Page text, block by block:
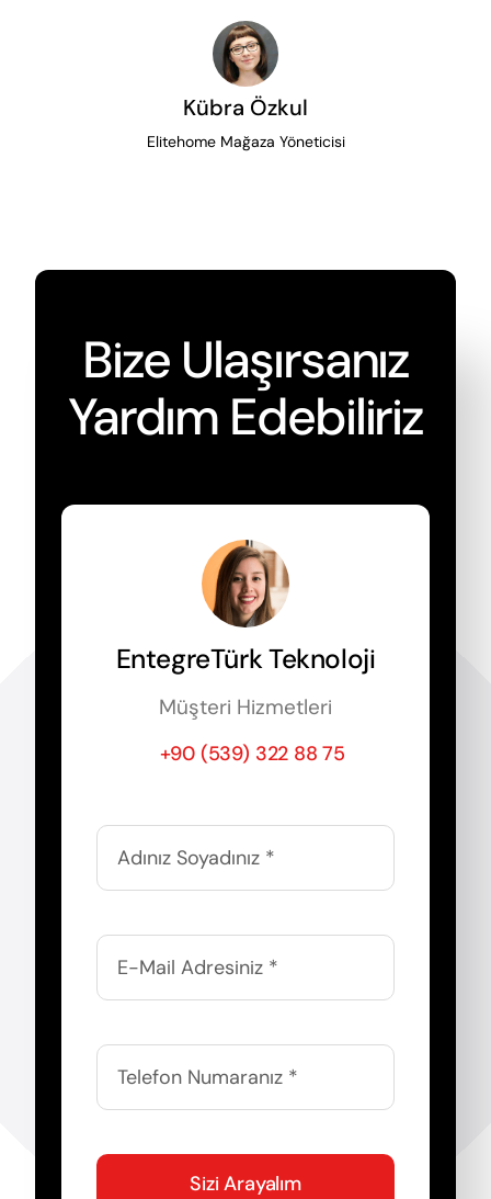
Kübra Özkul
Elitehome Mağaza Yöneticisi
Bize Ulaşırsanız
Yardım Edebiliriz
EntegreTürk Teknoloji
Müşteri Hizmetleri
+90 (539) 322 88 75
Sizi Arayalım